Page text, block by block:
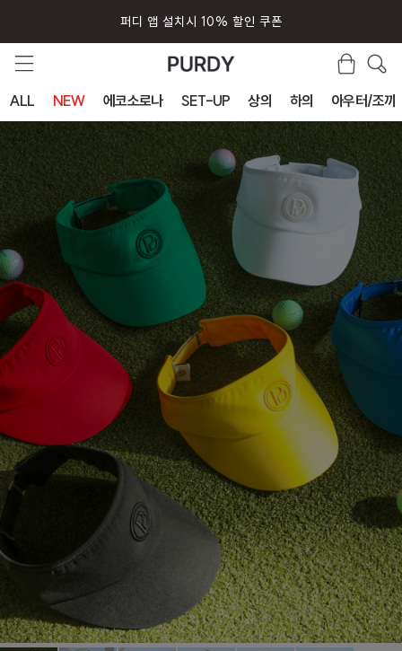
퍼디 앱 설치시 10% 할인 쿠폰
ALL NEW 에코소로나 SET-UP 상의 하의 아우터/조끼